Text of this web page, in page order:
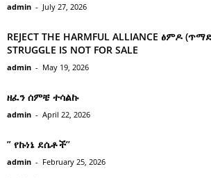
admin - July 27, 2026
REJECT THE HARMFUL ALLIANCE ፅምዶ
STRUGGLE IS NOT FOR SALE
admin - May 19, 2026
ዘፈን ሰምቼ ተሳልኩ
admin - April 22, 2026
” የኩነኔ ደሴቶች’’
admin - February 25, 2026